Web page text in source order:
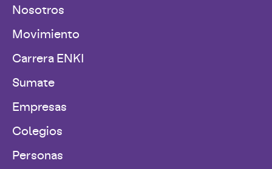
Nosotros
Movimiento
Carrera ENKI
Sumate
Empresas
Colegios
Personas